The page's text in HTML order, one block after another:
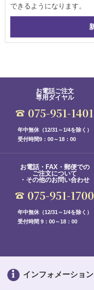
できるようになります。
お電話ご注文
専用ダイヤル
075-951-1401
年中無休（12/31～1/4を除く）
受付時間9：00～18：00
お電話・FAX・郵便での
ご注文について
・その他のお問い合わせ
075-951-1700
年中無休（12/31～1/4を除く）
受付時間 9：00～18：00
インフォメーション